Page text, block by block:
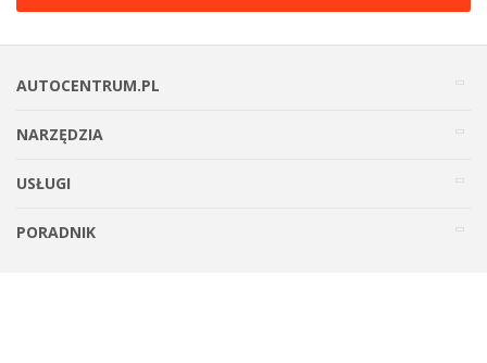
AUTOCENTRUM.PL
NARZĘDZIA
USŁUGI
PORADNIK